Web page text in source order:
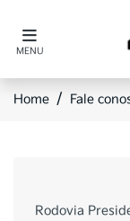
MENU
Home Fale
Rodovia